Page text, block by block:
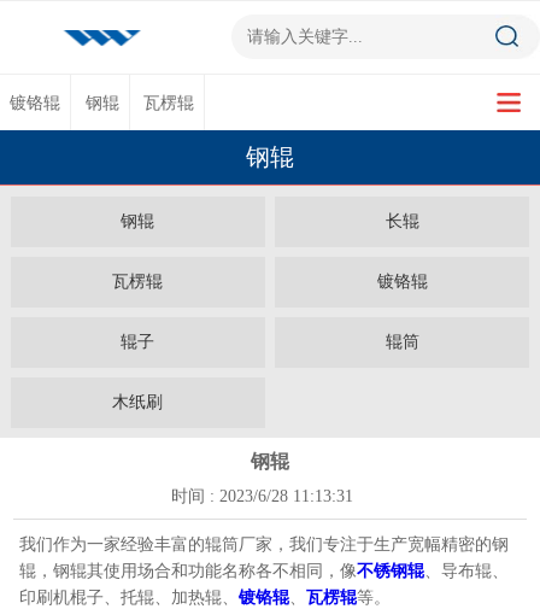
镀铬辊 钢辊 瓦楞辊
钢辊
钢辊 长辊
瓦楞辊 镀铬辊
辊子 辊筒
木纸刷
钢辊
时间 : 2023/6/28 11:13:31
我们作为一家经验丰富的辊筒厂家，我们专注于生产宽幅精密的钢
辊，钢辊其使用场合和功能名称各不相同，像不锈钢辊、导布辊、
印刷机棍子、托辊、加热辊、镀铬辊、瓦楞辊等。